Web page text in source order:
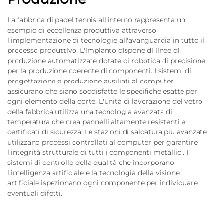
La fabbrica di padel tennis all'interno rappresenta un
esempio di eccellenza produttiva attraverso
l'implementazione di tecnologie all'avanguardia in tutto il
processo produttivo. L'impianto dispone di linee di
produzione automatizzate dotate di robotica di precisione
per la produzione coerente di componenti. I sistemi di
progettazione e produzione ausiliati al computer
assicurano che siano soddisfatte le specifiche esatte per
ogni elemento della corte. L'unità di lavorazione del vetro
della fabbrica utilizza una tecnologia avanzata di
temperatura che crea pannelli altamente resistenti e
certificati di sicurezza. Le stazioni di saldatura più avanzate
utilizzano processi controllati al computer per garantire
l'integrità strutturale di tutti i componenti metallici. I
sistemi di controllo della qualità che incorporano
l'intelligenza artificiale e la tecnologia della visione
artificiale ispezionano ogni componente per individuare
eventuali difetti.